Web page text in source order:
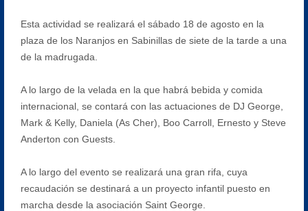
Esta actividad se realizará el sábado 18 de agosto en la
plaza de los Naranjos en Sabinillas de siete de la tarde a una
de la madrugada.
A lo largo de la velada en la que habrá bebida y comida
internacional, se contará con las actuaciones de DJ George,
Mark & Kelly, Daniela (As Cher), Boo Carroll, Ernesto y Steve
Anderton con Guests.
A lo largo del evento se realizará una gran rifa, cuya
recaudación se destinará a un proyecto infantil puesto en
marcha desde la asociación Saint George.